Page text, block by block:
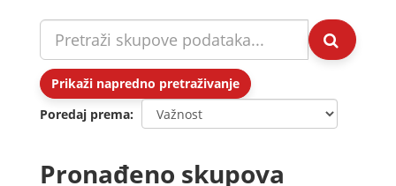
Prikaži napredno pretraživanje
Poredaj prema
Pronađeno skupova